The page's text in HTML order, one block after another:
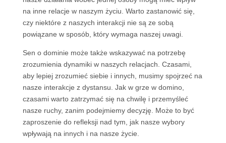
na inne relacje w naszym życiu. Warto zastanowić się,
czy niektóre z naszych interakcji nie są ze sobą
powiązane w sposób, który wymaga naszej uwagi.
Sen o dominie może także wskazywać na potrzebę
zrozumienia dynamiki w naszych relacjach. Czasami,
aby lepiej zrozumieć siebie i innych, musimy spojrzeć na
nasze interakcje z dystansu. Jak w grze w domino,
czasami warto zatrzymać się na chwilę i przemyśleć
nasze ruchy, zanim podejmiemy decyzję. Może to być
zaproszenie do refleksji nad tym, jak nasze wybory
wpływają na innych i na nasze życie.